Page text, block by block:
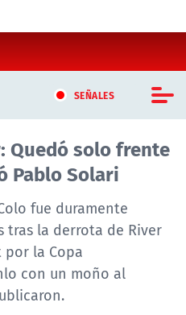
SEÑALES
Quedó solo frente
Pablo Solari
fue duramente
la derrota de River
por la Copa
con un moño al